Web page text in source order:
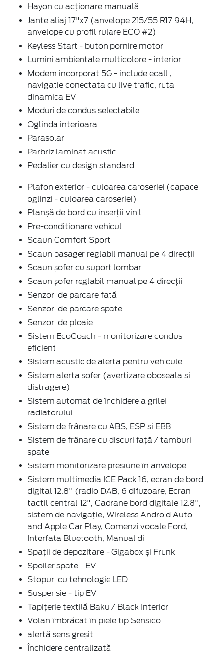
Hayon cu acționare manuală
Jante aliaj 17"x7 (anvelope 215/55 R17 94H,
anvelope cu profil rulare ECO #2)
Keyless Start - buton pornire motor
Lumini ambientale multicolore - interior
Modem incorporat 5G - include ecall ,
navigatie conectata cu live trafic, ruta
dinamica EV
Moduri de condus selectabile
Oglinda interioara
Parasolar
Parbriz laminat acustic
Pedalier cu design standard
Plafon exterior - culoarea caroseriei (capace
oglinzi - culoarea caroseriei)
Planșă de bord cu inserții vinil
Pre-conditionare vehicul
Scaun Comfort Sport
Scaun pasager reglabil manual pe 4 direcții
Scaun șofer cu suport lombar
Scaun șofer reglabil manual pe 4 direcții
Senzori de parcare față
Senzori de parcare spate
Senzori de ploaie
Sistem EcoCoach - monitorizare condus
eficient
Sistem acustic de alerta pentru vehicule
Sistem alerta sofer (avertizare oboseala si
distragere)
Sistem automat de închidere a grilei
radiatorului
Sistem de frânare cu ABS, ESP si EBB
Sistem de frânare cu discuri față / tamburi
spate
Sistem monitorizare presiune în anvelope
Sistem multimedia ICE Pack 16, ecran de bord
digital 12.8'' (radio DAB, 6 difuzoare, Ecran
tactil central 12", Cadrane bord digitale 12.8'',
sistem de navigație, Wireless Android Auto
and Apple Car Play, Comenzi vocale Ford,
Interfata Bluetooth, Manual di
Spații de depozitare - Gigabox și Frunk
Spoiler spate - EV
Stopuri cu tehnologie LED
Suspensie - tip EV
Tapițerie textilă Baku / Black Interior
Volan îmbrăcat în piele tip Sensico
alertă sens greșit
Închidere centralizată